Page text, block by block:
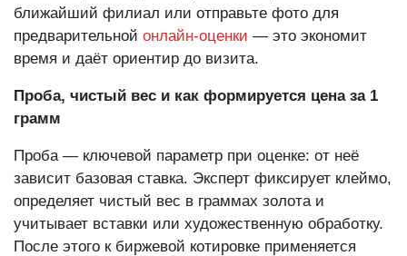
ближайший филиал или отправьте фото для
предварительной онлайн-оценки — это экономит
время и даёт ориентир до визита.
Проба, чистый вес и как формируется цена за 1
грамм
Проба — ключевой параметр при оценке: от неё
зависит базовая ставка. Эксперт фиксирует клеймо,
определяет чистый вес в граммах золота и
учитывает вставки или художественную обработку.
После этого к биржевой котировке применяется